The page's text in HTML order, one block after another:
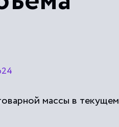
массы в текущем